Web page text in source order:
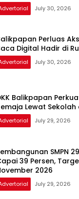
July 30, 2026
Perluas
Digital Hadir di
July 30, 2026
Balikpapan
Lewat
July 29, 2026
SMPN
39 Persen,
2026
July 29, 2026